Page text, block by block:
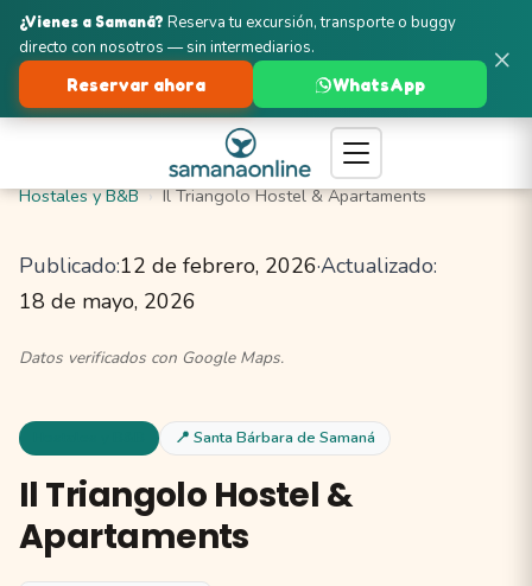
Turismo en Samaná
Santa Bárbara de Samaná
Hostales y B&B
Il Triangolo Hostel & Apartaments
Publicado:12 de febrero, 2026·Actualizado:
18 de mayo, 2026
Datos verificados con Google Maps.
📍 Santa Bárbara de Samaná
Il Triangolo Hostel &
Apartaments
×
¿Vienes a Samaná? Reserva tu excursión, transporte o buggy
directo con nosotros — sin intermediarios.
Reservar ahora WhatsApp